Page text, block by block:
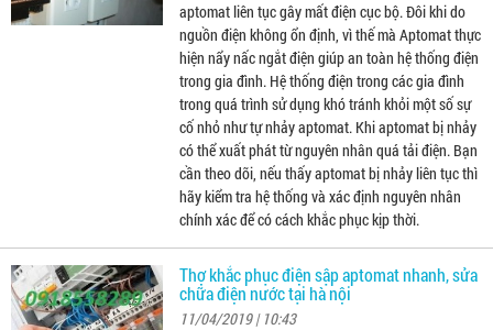
aptomat liên tục gây mất điện cục bộ. Đôi khi do
nguồn điện không ổn định, vì thế mà Aptomat thực
hiện nẩy nấc ngắt điện giúp an toàn hệ thống điện
trong gia đình. Hệ thống điện trong các gia đình
trong quá trình sử dụng khó tránh khỏi một số sự
cố nhỏ như tự nhảy aptomat. Khi aptomat bị nhảy
có thể xuất phát từ nguyên nhân quá tải điện. Bạn
cần theo dõi, nếu thấy aptomat bị nhảy liên tục thì
hãy kiểm tra hệ thống và xác định nguyên nhân
chính xác để có cách khắc phục kịp thời.
Thợ khắc phục điện sập aptomat nhanh, sửa
chữa điện nước tại hà nội
11/04/2019 | 10:43